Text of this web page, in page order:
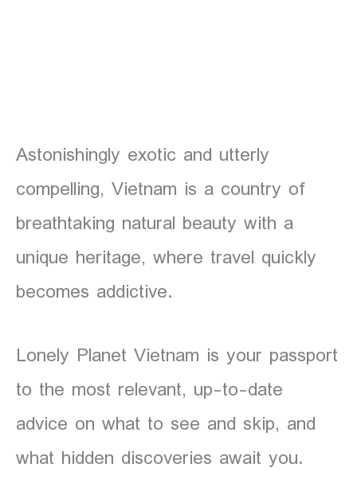
Astonishingly exotic and utterly
compelling, Vietnam is a country of
breathtaking natural beauty with a
unique heritage, where travel quickly
becomes addictive.
Lonely Planet Vietnam is your passport
to the most relevant, up-to-date
advice on what to see and skip, and
what hidden discoveries await you.